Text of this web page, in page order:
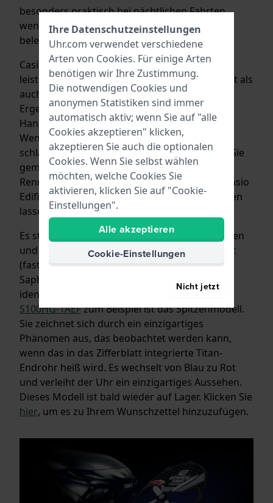
besonders praktisch bei nächtlichen Fahrten,
wenn der Innenraum des Autos nur schwach
beleuchtet ist.
Casio betonte, dass diese Uhren, genau wie
leistungsstarke Autos, sowohl Geschwindigkeit als
auch Effizienz besitzen. Die Uhren sind das
Ergebnis einer beträchtlichen Menge an
Handwerkskunst und moderner Technologie.
Wenn auffällige Sportwagen Ihr Herz höher
schlagen lassen, ist die Linie ECB-S100 wie für Sie
gemacht. Sie sind nicht so begeistert von
Rennwagen? Wir sind sicher, dass die neuen Casio
Edifice-Uhren Ihr Herz trotzdem höher schlagen
lassen werden.
Es stehen vier Uhren mit identischen Merkmalen
und Materialien zur Auswahl. Das Zifferblatt ist
(fast) identisch und das Gehäuse besteht aus
Saphirglas. Allerdings sind sie nicht völlig
identisch, was das Aussehen betrifft. DieECB-
S100HG-1AEFzum Beispiel ist das Spitzenmodell.
Sie zeichnet sich durch ein einzigartiges
Phänomen aus, das beobachtet werden kann,
wenn das in das Zifferblatt integrierte Titan-
Endrohr heiß wird. Es wechselt von Blau zu Rot
und verleiht der Uhr ein einzigartiges Aussehen.
Dieses Modell ist bald wieder auf Lager. Klicken Sie
hier, um es zu Ihrem Wunschzettel hinzuzufügen.
Ihre Datenschutzeinstellungen
Uhr.com verwendet verschiedene
Arten von Cookies. Für einige Arten
benötigen wir Ihre Zustimmung.
Die notwendigen Cookies und
anonymen Statistiken sind immer
automatisch aktiv; wenn Sie auf "alle
Cookies akzeptieren" klicken,
akzeptieren Sie auch die optionalen
Cookies. Wenn Sie selbst wählen
möchten, welche Cookies Sie
aktivieren, klicken Sie auf "Cookie-
Einstellungen".
Alle akzeptieren
Cookie-Einstellungen
Nicht jetzt